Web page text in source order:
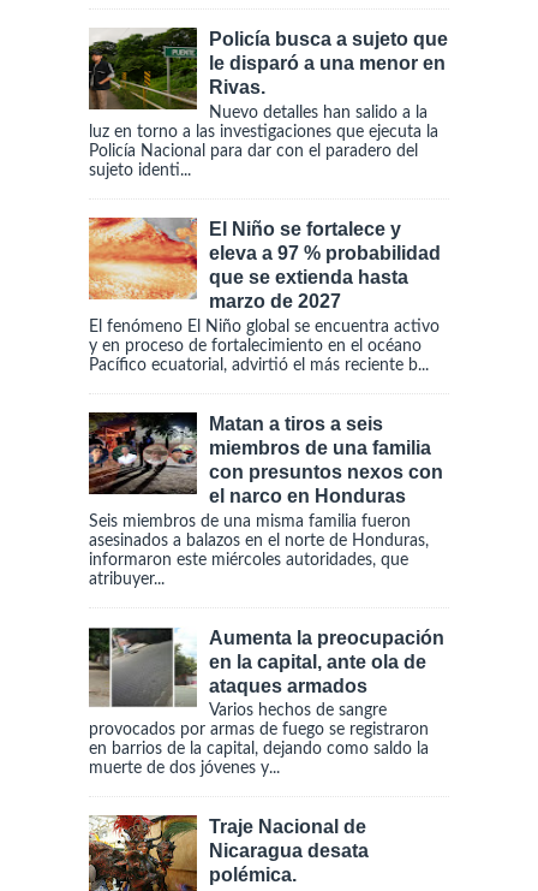
Policía busca a sujeto que
le disparó a una menor en
Rivas.
Nuevo detalles han salido a la
luz en torno a las investigaciones que ejecuta la
Policía Nacional para dar con el paradero del
sujeto identi...
El Niño se fortalece y
eleva a 97 % probabilidad
que se extienda hasta
marzo de 2027
El fenómeno El Niño global se encuentra activo
y en proceso de fortalecimiento en el océano
Pacífico ecuatorial, advirtió el más reciente b...
Matan a tiros a seis
miembros de una familia
con presuntos nexos con
el narco en Honduras
Seis miembros de una misma familia fueron
asesinados a balazos en el norte de Honduras,
informaron este miércoles autoridades, que
atribuyer...
Aumenta la preocupación
en la capital, ante ola de
ataques armados
Varios hechos de sangre
provocados por armas de fuego se registraron
en barrios de la capital, dejando como saldo la
muerte de dos jóvenes y...
Traje Nacional de
Nicaragua desata
polémica.